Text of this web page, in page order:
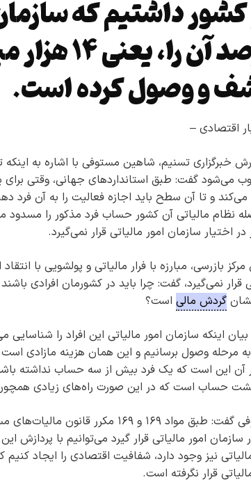
درصد آن
و وصول کرده است.
اقتصادی –
خبرگزاری تسنیم، شاهین مستوفی با اشاره به
می‌شود گفت: طبق استانداردهای جهانی، وقتی برای
و تا آن سطح باید اجازه فعالیت را به آن فرد
نظام مالیاتی آن کشور حساب فرد مذکور را
اختیار سازمان امور مالیاتی قرار نمی‌گیرد.
بازرسی، مبارزه با فرار مالیاتی و پولشویی با
گردش مالی است؟
اینکه سازمان امور مالیاتی این افراد را
مرحله وصول برسانیم و این همان هزینه مازادی
آن این است که یک فرد بیش از سه حساب نداشته
حساب است که در این صورت راه‌های زیادی همچون
مستوفی گفت: طبق مواد ۱۶۹ و ۱۶۹
سازمان امور مالیاتی قرار گیرد می‌توانیم با
نیز وجود دارد، شفافیت اقتصادی را ایجاد
قرار نگرفته است.